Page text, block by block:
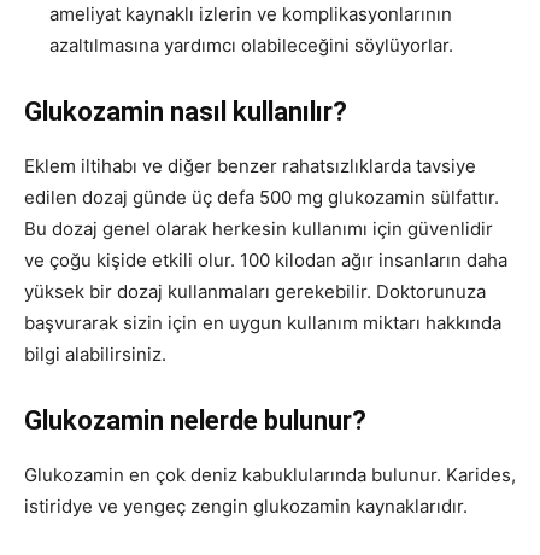
ameliyat kaynaklı izlerin ve komplikasyonlarının
azaltılmasına yardımcı olabileceğini söylüyorlar.
Glukozamin nasıl kullanılır?
Eklem iltihabı ve diğer benzer rahatsızlıklarda tavsiye
edilen dozaj günde üç defa 500 mg glukozamin sülfattır.
Bu dozaj genel olarak herkesin kullanımı için güvenlidir
ve çoğu kişide etkili olur. 100 kilodan ağır insanların daha
yüksek bir dozaj kullanmaları gerekebilir. Doktorunuza
başvurarak sizin için en uygun kullanım miktarı hakkında
bilgi alabilirsiniz.
Glukozamin nelerde bulunur?
Glukozamin en çok deniz kabuklularında bulunur. Karides,
istiridye ve yengeç zengin glukozamin kaynaklarıdır.